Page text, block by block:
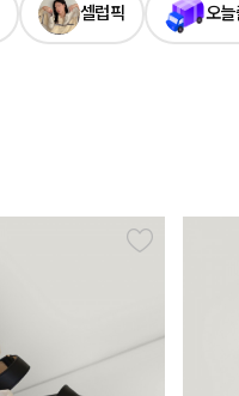
셀럽픽 오